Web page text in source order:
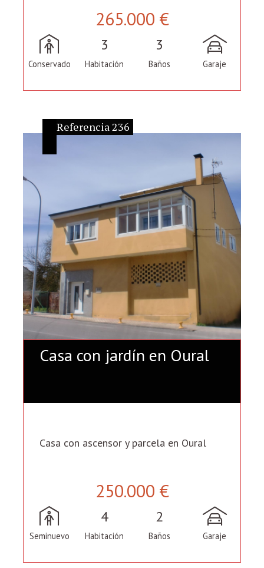
265.000 €
Conservado
3
Habitación
3
Baños Garaje
Referencia 236
Casa con jardín en Oural
Casa con ascensor y parcela en Oural
250.000 €
Seminuevo
4
Habitación
2
Baños Garaje